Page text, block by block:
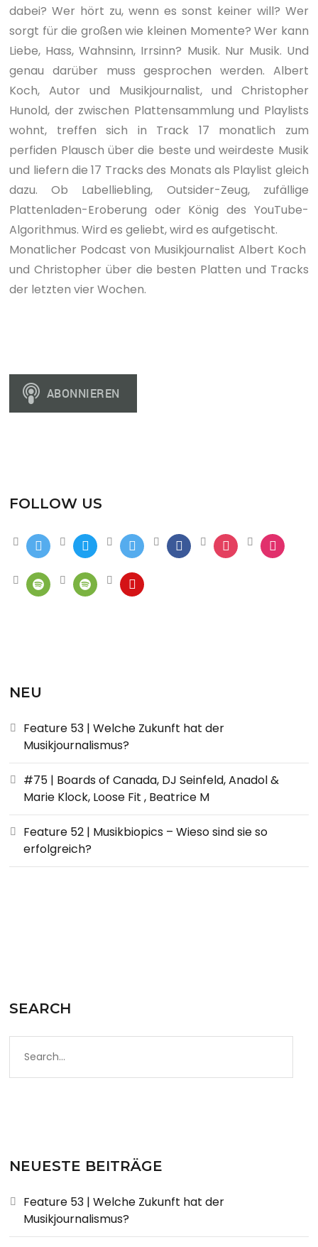
dabei? Wer hört zu, wenn es sonst keiner will? Wer
sorgt für die großen wie kleinen Momente? Wer kann
Liebe, Hass, Wahnsinn, Irrsinn? Musik. Nur Musik. Und
genau darüber muss gesprochen werden. Albert
Koch, Autor und Musikjournalist, und Christopher
Hunold, der zwischen Plattensammlung und Playlists
wohnt, treffen sich in Track 17 monatlich zum
perfiden Plausch über die beste und weirdeste Musik
und liefern die 17 Tracks des Monats als Playlist gleich
dazu. Ob Labelliebling, Outsider-Zeug, zufällige
Plattenladen-Eroberung oder König des YouTube-
Algorithmus. Wird es geliebt, wird es aufgetischt.
Monatlicher Podcast von Musikjournalist Albert Koch
und Christopher über die besten Platten und Tracks
der letzten vier Wochen.
FOLLOW US
NEU
Feature 53 | Welche Zukunft hat der
Musikjournalismus?
#75 | Boards of Canada, DJ Seinfeld, Anadol &
Marie Klock, Loose Fit , Beatrice M
Feature 52 | Musikbiopics – Wieso sind sie so
erfolgreich?
SEARCH
NEUESTE BEITRÄGE
Feature 53 | Welche Zukunft hat der
Musikjournalismus?